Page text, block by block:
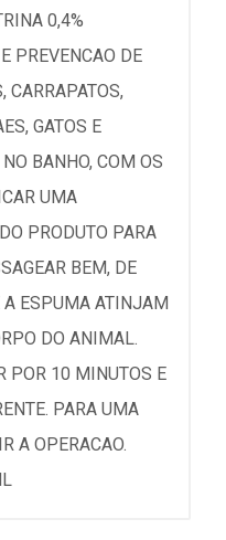
0,4%
PREVENCAO DE
CARRAPATOS,
GATOS E
BANHO, COM OS
UMA
PRODUTO PARA
BEM, DE
A ESPUMA ATINJAM
DO ANIMAL.
POR 10 MINUTOS E
PARA UMA
A OPERACAO.